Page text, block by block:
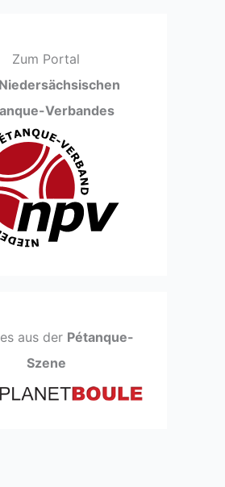
Zum Portal
Niedersächsischen
Verbandes
aus der Pétanque-
Szene